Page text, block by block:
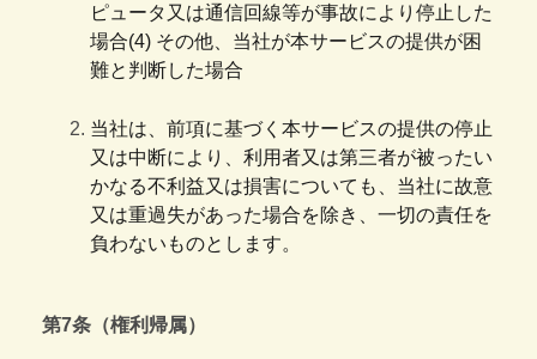
ピュータ又は通信回線等が事故により停止した
場合(4) その他、当社が本サービスの提供が困
難と判断した場合
当社は、前項に基づく本サービスの提供の停止
又は中断により、利用者又は第三者が被ったい
かなる不利益又は損害についても、当社に故意
又は重過失があった場合を除き、一切の責任を
負わないものとします。
第7条（権利帰属）